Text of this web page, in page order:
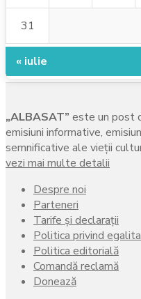
31
« iulie
„ALBASAT” este un post
emisiuni informative,
semnificative ale vieţii
vezi mai multe detalii
Despre noi
Parteneri
Tarife și declarații
Politica privind
Politica editorială
Comandă reclamă
Donează